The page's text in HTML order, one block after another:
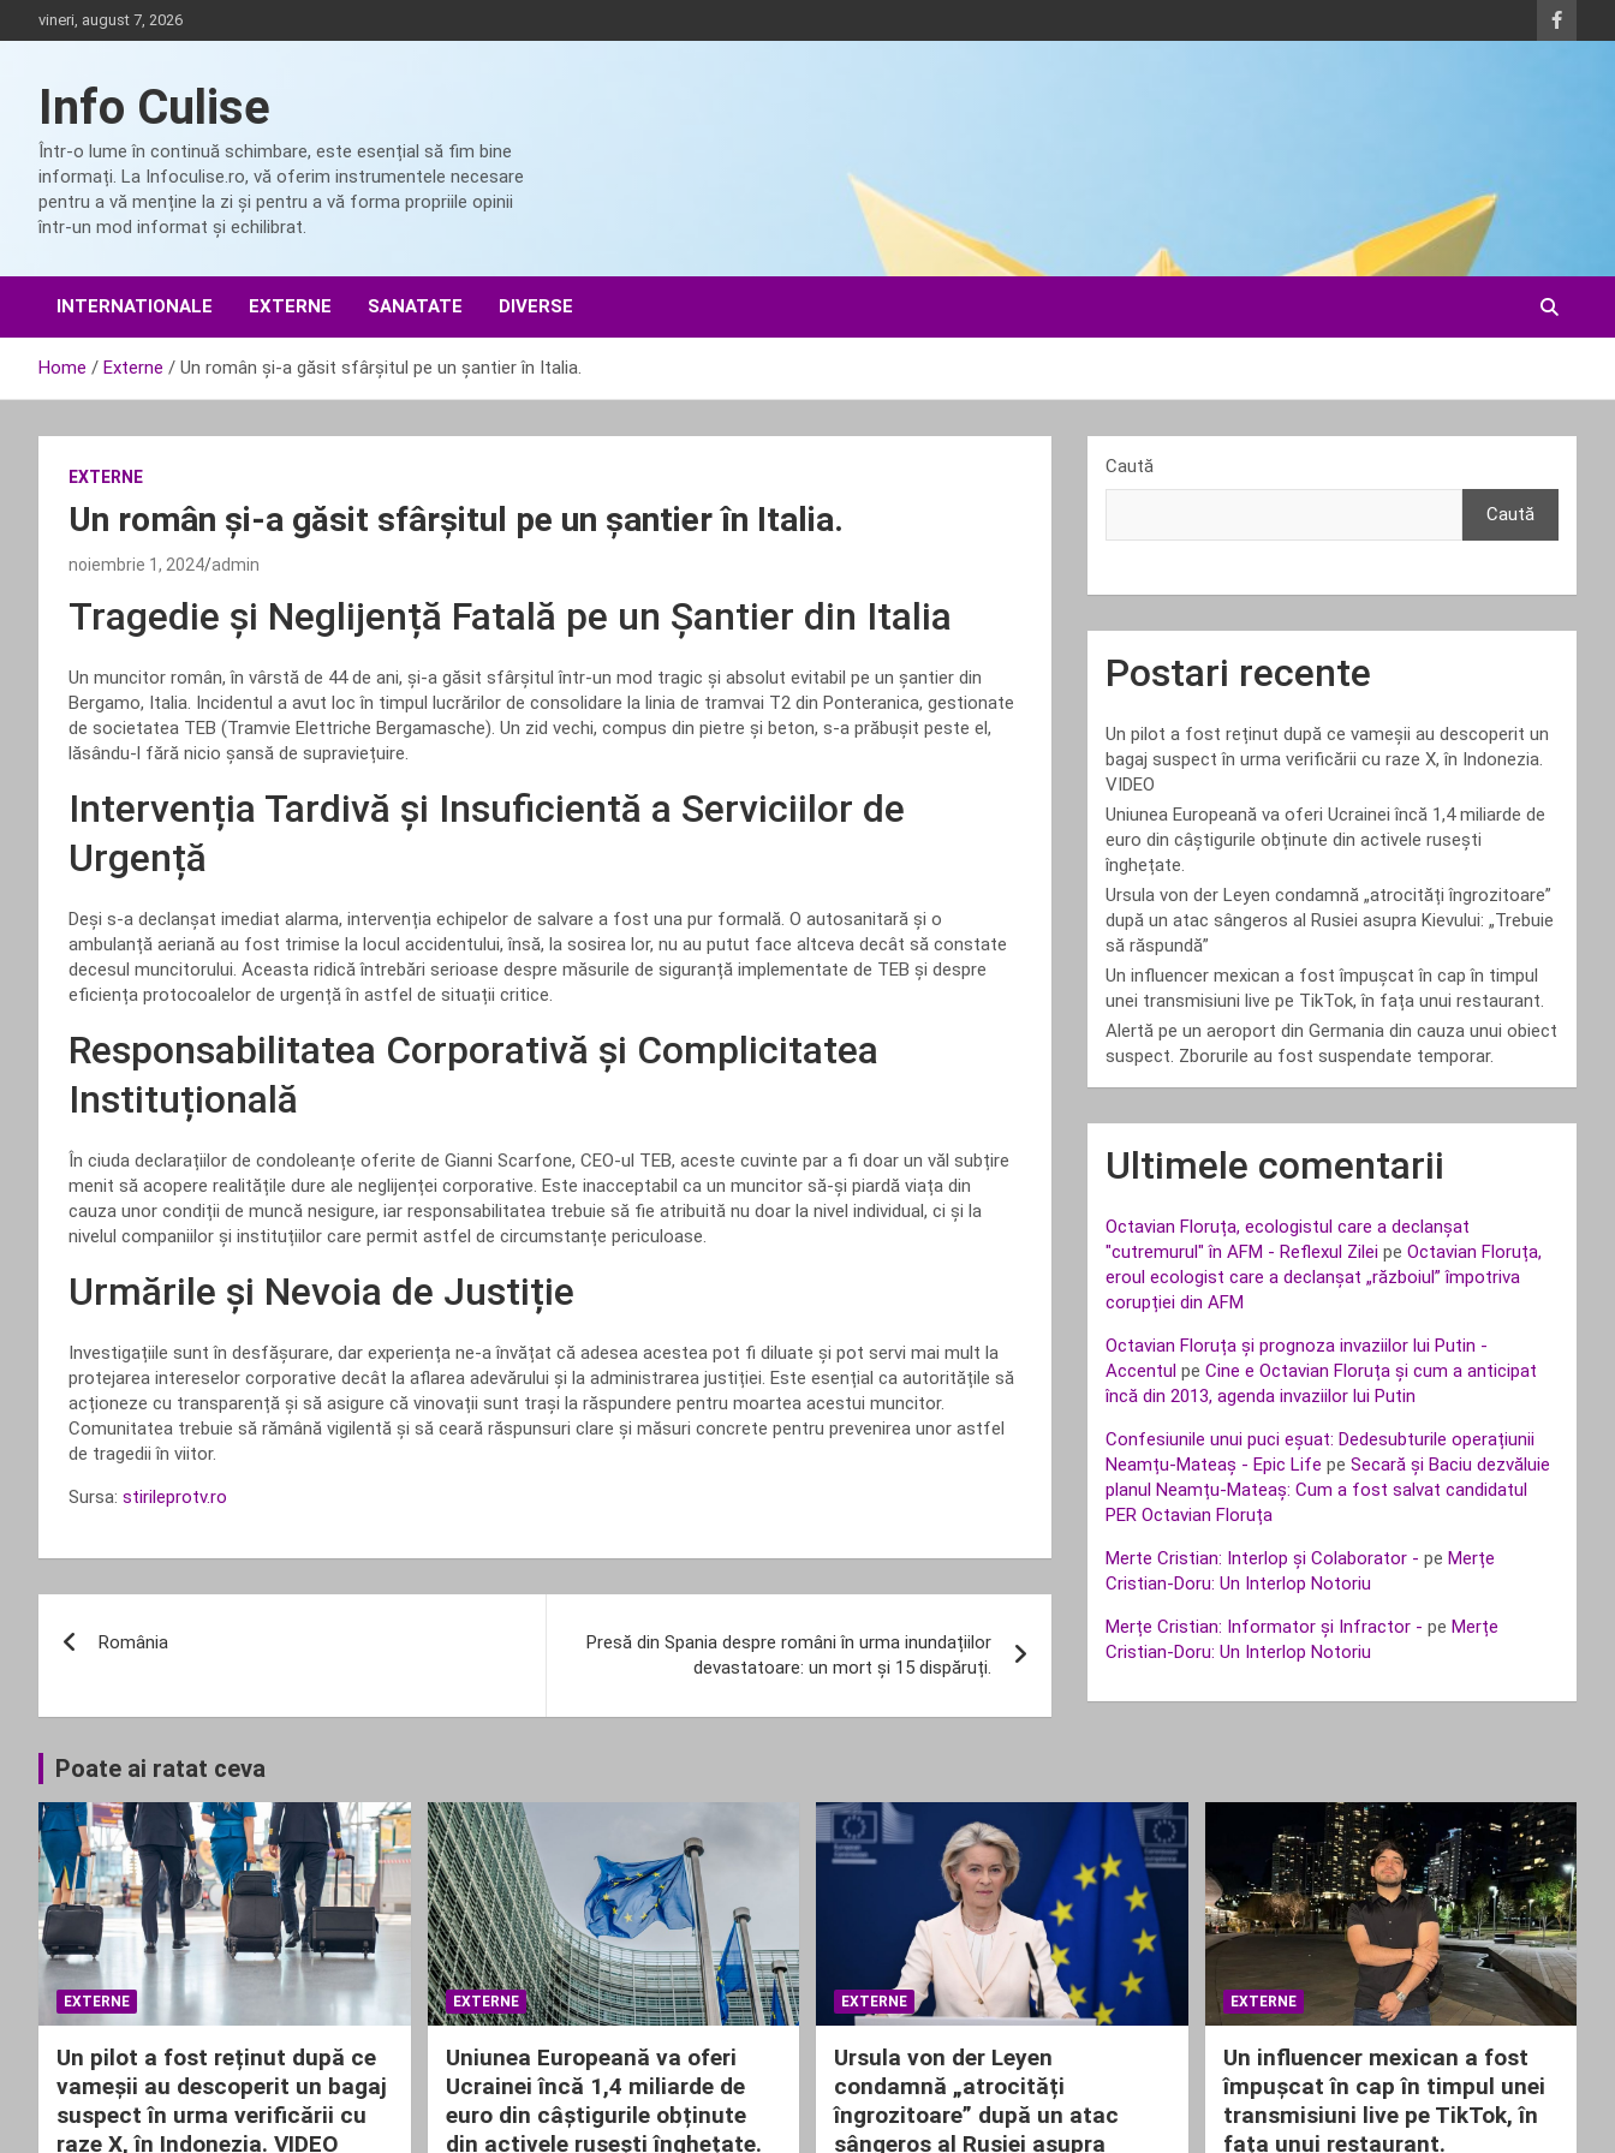
to
vineri, august 7, 2026
Info Culise
Într-o lume în continuă schimbare, este esențial să fim bine
informați. La Infoculise.ro, vă oferim instrumentele necesare
pentru a vă menține la zi și pentru a vă forma propriile opinii
într-un mod informat și echilibrat.
INTERNATIONALE EXTERNE SANATATE DIVERSE
Home Externe Un român și-a găsit sfârșitul pe un șantier în Italia.
EXTERNE
Un român și-a găsit sfârșitul pe un șantier în Italia.
noiembrie 1, 2024 admin
Tragedie și Neglijență Fatală pe un Șantier din Italia
Un muncitor român, în vârstă de 44 de ani, și-a găsit sfârșitul într-un mod tragic și absolut evitabil pe un șantier din
Bergamo, Italia. Incidentul a avut loc în timpul lucrărilor de consolidare la linia de tramvai T2 din Ponteranica, gestionate
de societatea TEB (Tramvie Elettriche Bergamasche). Un zid vechi, compus din pietre și beton, s-a prăbușit peste el,
lăsându-l fără nicio șansă de supraviețuire.
Intervenția Tardivă și Insuficientă a Serviciilor de
Urgență
Deși s-a declanșat imediat alarma, intervenția echipelor de salvare a fost una pur formală. O autosanitară și o
ambulanță aeriană au fost trimise la locul accidentului, însă, la sosirea lor, nu au putut face altceva decât să constate
decesul muncitorului. Aceasta ridică întrebări serioase despre măsurile de siguranță implementate de TEB și despre
eficiența protocoalelor de urgență în astfel de situații critice.
Responsabilitatea Corporativă și Complicitatea
Instituțională
În ciuda declarațiilor de condoleanțe oferite de Gianni Scarfone, CEO-ul TEB, aceste cuvinte par a fi doar un văl subțire
menit să acopere realitățile dure ale neglijenței corporative. Este inacceptabil ca un muncitor să-și piardă viața din
cauza unor condiții de muncă nesigure, iar responsabilitatea trebuie să fie atribuită nu doar la nivel individual, ci și la
nivelul companiilor și instituțiilor care permit astfel de circumstanțe periculoase.
Urmările și Nevoia de Justiție
Investigațiile sunt în desfășurare, dar experiența ne-a învățat că adesea acestea pot fi diluate și pot servi mai mult la
protejarea intereselor corporative decât la aflarea adevărului și la administrarea justiției. Este esențial ca autoritățile să
acționeze cu transparență și să asigure că vinovații sunt trași la răspundere pentru moartea acestui muncitor.
Comunitatea trebuie să rămână vigilentă și să ceară răspunsuri clare și măsuri concrete pentru prevenirea unor astfel
de tragedii în viitor.
Sursa: stirileprotv.ro
articole
România
Presă din Spania despre români în urma inundațiilor
devastatoare: un mort și 15 dispăruți.
Caută
Caută
Postari recente
Un pilot a fost reținut după ce vameșii au descoperit un
bagaj suspect în urma verificării cu raze X, în Indonezia.
VIDEO
Uniunea Europeană va oferi Ucrainei încă 1,4 miliarde de
euro din câștigurile obținute din activele rusești
înghețate.
Ursula von der Leyen condamnă „atrocități îngrozitoare”
după un atac sângeros al Rusiei asupra Kievului: „Trebuie
să răspundă”
Un influencer mexican a fost împușcat în cap în timpul
unei transmisiuni live pe TikTok, în fața unui restaurant.
Alertă pe un aeroport din Germania din cauza unui obiect
suspect. Zborurile au fost suspendate temporar.
Ultimele comentarii
Octavian Floruța, ecologistul care a declanșat
"cutremurul" în AFM - Reflexul Zilei peOctavian Floruța,
eroul ecologist care a declanșat „războiul” împotriva
corupției din AFM
Octavian Floruța și prognoza invaziilor lui Putin -
Accentul peCine e Octavian Floruța și cum a anticipat
încă din 2013, agenda invaziilor lui Putin
Confesiunile unui puci eșuat: Dedesubturile operațiunii
Neamțu-Mateaș - Epic Life peSecară și Baciu dezvăluie
planul Neamțu-Mateaș: Cum a fost salvat candidatul
PER Octavian Floruța
Merte Cristian: Interlop și Colaborator - peMerțe
Cristian-Doru: Un Interlop Notoriu
Merțe Cristian: Informator și Infractor - peMerțe
Cristian-Doru: Un Interlop Notoriu
Poate ai ratat ceva
EXTERNE
Un pilot a fost reținut după ce
vameșii au descoperit un bagaj
suspect în urma verificării cu
raze X, în Indonezia. VIDEO
EXTERNE
Uniunea Europeană va oferi
Ucrainei încă 1,4 miliarde de
euro din câștigurile obținute
din activele rusești înghețate.
EXTERNE
Ursula von der Leyen
condamnă „atrocități
îngrozitoare” după un atac
sângeros al Rusiei asupra
EXTERNE
Un influencer mexican a fost
împușcat în cap în timpul unei
transmisiuni live pe TikTok, în
fața unui restaurant.